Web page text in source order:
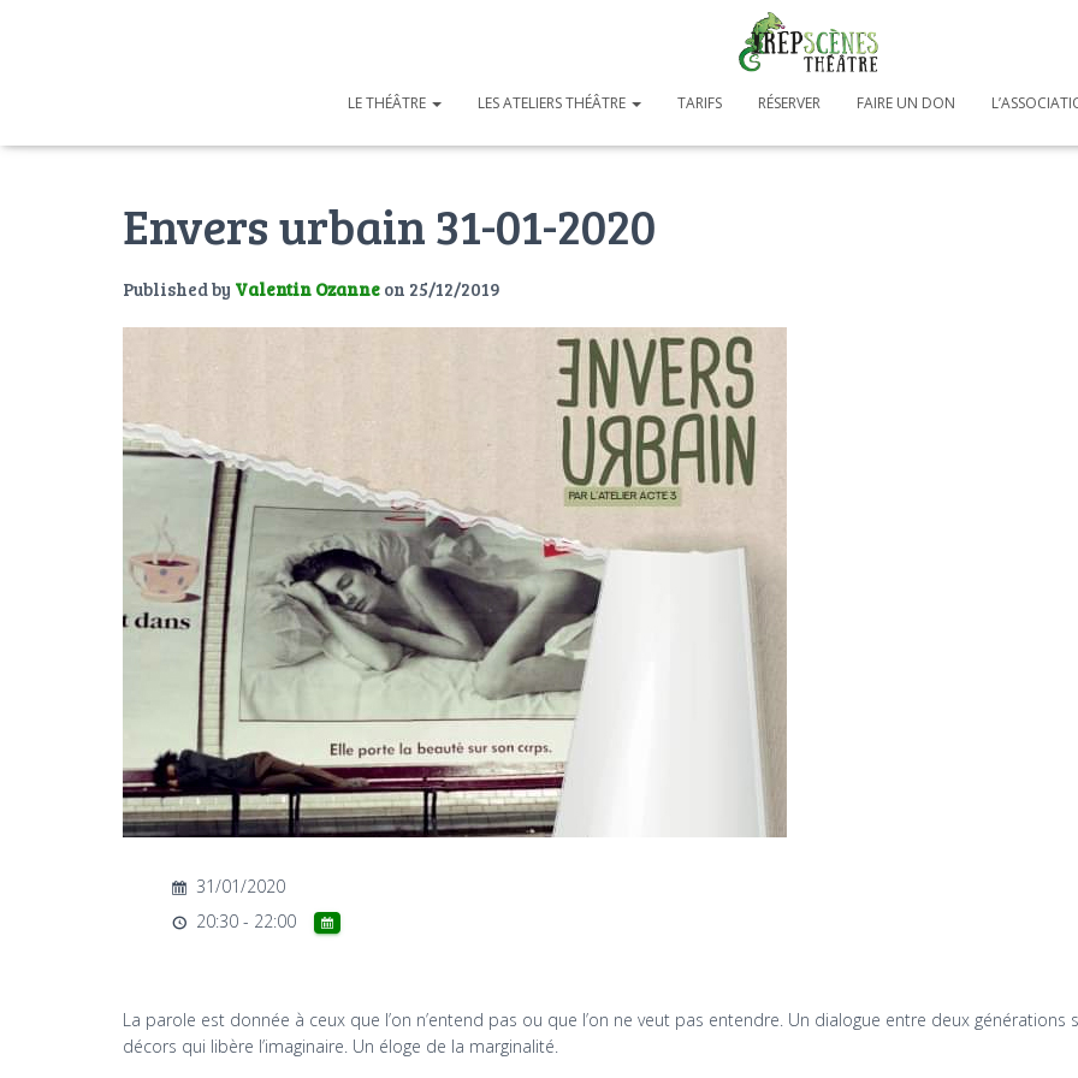
LE THÉÂTRE LES ATELIERS THÉÂTRE TARIFS RÉSERVER FAIRE UN DON
Envers urbain 31-01-2020
Published by Valentin Ozanne on 25/12/2019
31/01/2020
20:30 - 22:00
La parole est donnée à ceux que l’on n’entend pas ou que l’on ne veut pas entendre. Un dialogue entre deux générations
décors qui libère l’imaginaire. Un éloge de la marginalité.